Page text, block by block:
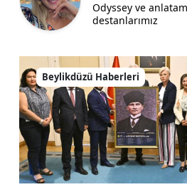
Odyssey ve
destanlarımız
Beylikdüzü Haberleri